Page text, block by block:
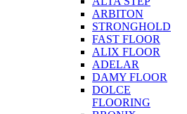
ARBITON
STRONGHOLD
FAST FLOOR
ALIX FLOOR
ADELAR
DAMY FLOOR
DOLCE
FLOORING